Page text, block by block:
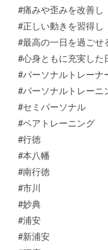
#痛みや歪みを改善し
#正しい動きを習得し
#最高の一日を過ごせ
#心身ともに充実した
#パーソナルトレーナ
#パーソナルトレーニ
#セミパーソナル
#ペアトレーニング
#行徳
#本八幡
#南行徳
#市川
#妙典
#浦安
#新浦安